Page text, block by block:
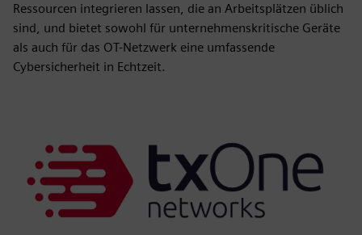
Ressourcen integrieren lassen, die an Arbeitsplätzen üblich
sind, und bietet sowohl für unternehmenskritische Geräte
als auch für das OT-Netzwerk eine umfassende
Cybersicherheit in Echtzeit.